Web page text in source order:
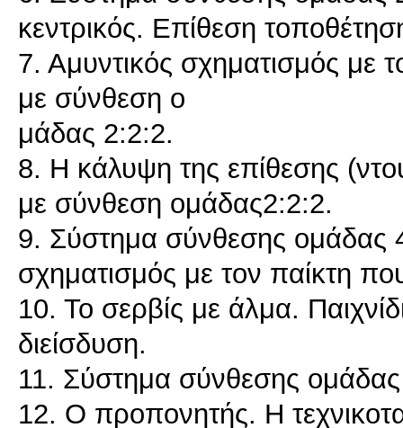
κεντρικός. Επίθεση
7. Αμυντικός σχηματισμός με
με σύνθεση ο
μάδας 2:2:2.
8. Η κάλυψη της επίθεσης
με σύνθεση ομάδας2:2:2.
9. Σύστημα σύνθεσης ομάδας
σχηματισμός με τον παίκτη
10. Το σερβίς με άλμα.
διείσδυση.
11. Σύστημα σύνθεσης ομάδας
12. Ο προπονητής. Η